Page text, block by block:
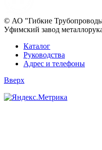
© АО "Гибкие
Уфимский завод
Каталог
Руководства
Адрес и телефоны
Вверх